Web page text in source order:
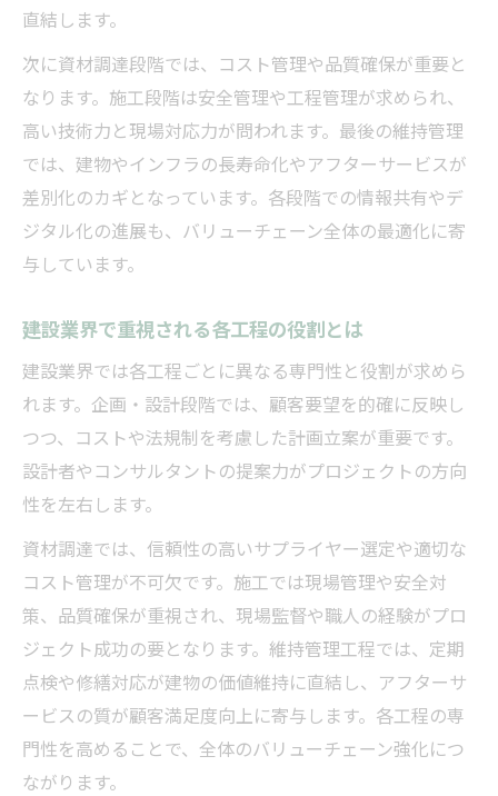
建設業バリューチェーンの高利益ポイント
を解説
建設業の収益性を左右する要素とは何か
建設業バリューチェーンの弱点と改善策を
考察
マーケティング戦略に活きる建設業の価値創出
建設業のバリューチェーンが生む価値とは
建設業マーケティングに役立つ価値創出戦
建設業界で差別化するための価値の伝え方
建設業のバリューチェーン分析と市場対応
策
建設業で価値を高めるマーケティング手法
建設業で注目される三大コンサルの役割と
は
三大コンサルが建設バリューチェーンに与
える影響
建設業バリューチェーン構築におけるコン
サル活用法
建設業コンサルティングの強みと弱みを比
直結します。
次に資材調達段階では、コスト管理や品質確保が重要と
なります。施工段階は安全管理や工程管理が求められ、
高い技術力と現場対応力が問われます。最後の維持管理
では、建物やインフラの長寿命化やアフターサービスが
差別化のカギとなっています。各段階での情報共有やデ
ジタル化の進展も、バリューチェーン全体の最適化に寄
与しています。
建設業界で重視される各工程の役割とは
建設業界では各工程ごとに異なる専門性と役割が求めら
れます。企画・設計段階では、顧客要望を的確に反映し
つつ、コストや法規制を考慮した計画立案が重要です。
設計者やコンサルタントの提案力がプロジェクトの方向
性を左右します。
資材調達では、信頼性の高いサプライヤー選定や適切な
コスト管理が不可欠です。施工では現場管理や安全対
策、品質確保が重視され、現場監督や職人の経験がプロ
ジェクト成功の要となります。維持管理工程では、定期
点検や修繕対応が建物の価値維持に直結し、アフターサ
ービスの質が顧客満足度向上に寄与します。各工程の専
門性を高めることで、全体のバリューチェーン強化につ
ながります。